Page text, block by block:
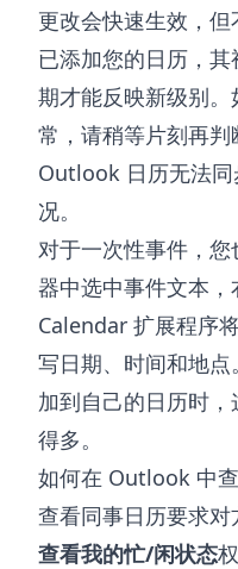
更改会快速生效，
已添加您的日历，
期才能反映新级别
常，请稍等片刻再
Outlook 日历无法同
况。
对于一次性事件，
器中选中事件文本，
Calendar 扩展程序
写日期、时间和地
加到自己的日历时
得多。
如何在 Outlook 中
查看同事日历要求
查看我的忙/闲状态